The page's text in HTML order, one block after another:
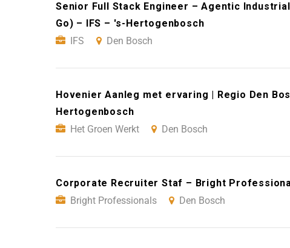
Senior Full Stack Engineer – Agentic
Go) – IFS – 's-Hertogenbosch
IFS
Den Bosch
Hovenier Aanleg met ervaring | Regio Den
Hertogenbosch
Het Groen Werkt
Den Bosch
Corporate Recruiter Staf – Bright
Bright Professionals
Den Bosch